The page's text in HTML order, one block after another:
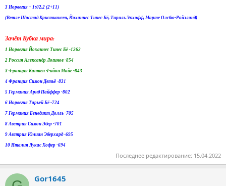
3 Норвегия + 1:02.2 (2+11)
(Ветле Шостад Кристиансен, Йоханнес Тинес Бё, Тириль Экхофф, Марте Олсбю-Ройзланд)
Зачёт Кубка мира:
1 Норвегия Йоханнес Тинес Бё -1262
2 Россия Александр Логинов -854
3 Франция Кантен Фийон Майе -843
4 Франция Симон Детьё -831
5 Германия Арнд Пайффер -802
6 Норвегия Тарьей Бё -724
7 Германия Бенедикт Долль -705
8 Австрия Симон Эдер -701
9 Австрия Юлиан Эберхард -695
10 Италия Лукас Хофер -694
Последнее редактирование: 15.04.2022
Gor1645